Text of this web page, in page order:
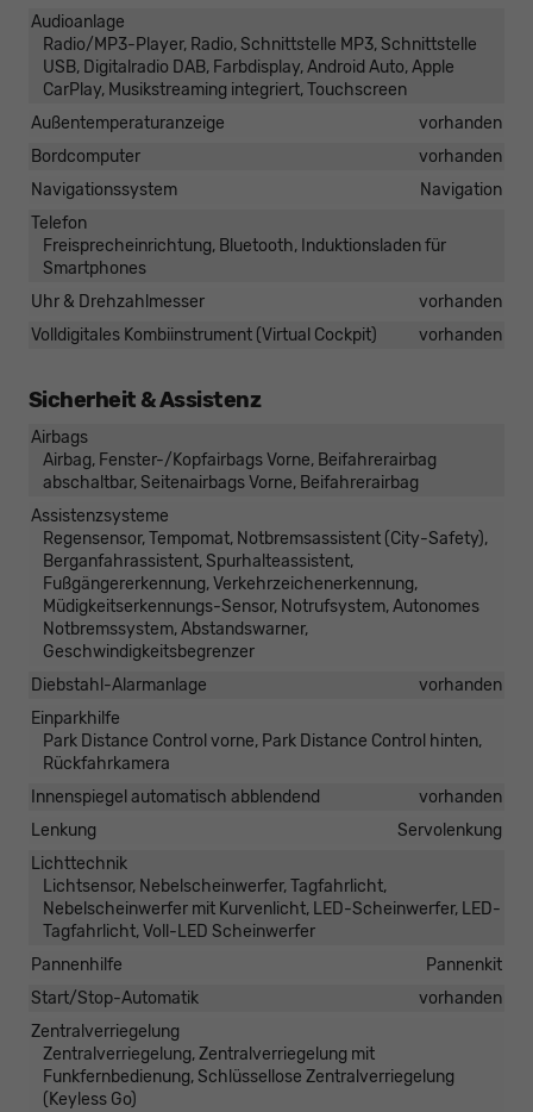
Audioanlage
Radio/MP3-Player, Radio, Schnittstelle MP3, Schnittstelle
USB, Digitalradio DAB, Farbdisplay, Android Auto, Apple
CarPlay, Musikstreaming integriert, Touchscreen
Außentemperaturanzeige
vorhanden
Bordcomputer
vorhanden
Navigationssystem
Navigation
Telefon
Freisprecheinrichtung, Bluetooth, Induktionsladen für
Smartphones
Uhr & Drehzahlmesser
vorhanden
Volldigitales Kombiinstrument (Virtual Cockpit)
vorhanden
Sicherheit & Assistenz
Airbags
Airbag, Fenster-/Kopfairbags Vorne, Beifahrerairbag
abschaltbar, Seitenairbags Vorne, Beifahrerairbag
Assistenzsysteme
Regensensor, Tempomat, Notbremsassistent (City-Safety),
Berganfahrassistent, Spurhalteassistent,
Fußgängererkennung, Verkehrzeichenerkennung,
Müdigkeitserkennungs-Sensor, Notrufsystem, Autonomes
Notbremssystem, Abstandswarner,
Geschwindigkeitsbegrenzer
Diebstahl-Alarmanlage
vorhanden
Einparkhilfe
Park Distance Control vorne, Park Distance Control hinten,
Rückfahrkamera
Innenspiegel automatisch abblendend
vorhanden
Lenkung
Servolenkung
Lichttechnik
Lichtsensor, Nebelscheinwerfer, Tagfahrlicht,
Nebelscheinwerfer mit Kurvenlicht, LED-Scheinwerfer, LED-
Tagfahrlicht, Voll-LED Scheinwerfer
Pannenhilfe
Pannenkit
Start/Stop-Automatik
vorhanden
Zentralverriegelung
Zentralverriegelung, Zentralverriegelung mit
Funkfernbedienung, Schlüssellose Zentralverriegelung
(Keyless Go)